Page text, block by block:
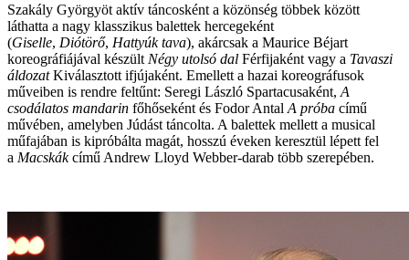
Szakály Györgyöt aktív táncosként a közönség többek között
láthatta a nagy klasszikus balettek hercegeként
(Giselle, Diótörő, Hattyúk tava), akárcsak a Maurice Béjart
koreográfiájával készült Négy utolsó dal Férfijaként vagy a Tavaszi
áldozatKiválasztott ifjújaként. Emellett a hazai koreográfusok
műveiben is rendre feltűnt: Seregi László Spartacusaként, A
csodálatos mandarin főhőseként és Fodor Antal A próba című
művében, amelyben Júdást táncolta. A balettek mellett a musical
műfajában is kipróbálta magát, hosszú éveken keresztül lépett fel
a Macskákcímű Andrew Lloyd Webber-darab több szerepében.